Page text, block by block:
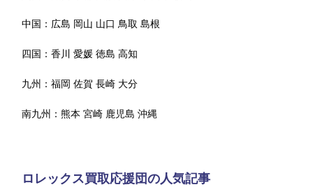
中国： 広島 岡山 山口 鳥取 島根
四国：香川 愛媛 徳島 高知
九州：福岡 佐賀 長崎 大分
南九州：熊本 宮崎 鹿児島 沖縄
ロレックス買取応援団の人気記事